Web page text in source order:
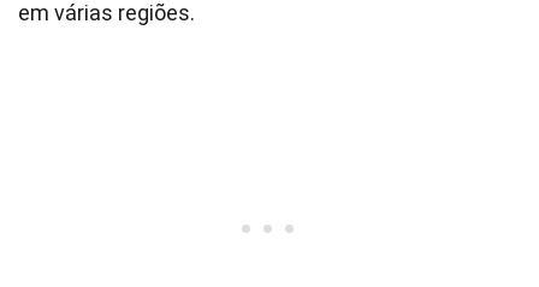
em várias regiões.